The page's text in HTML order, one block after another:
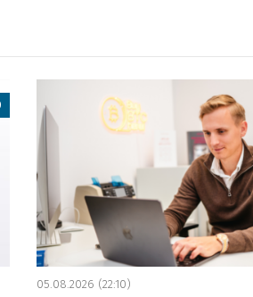
a
05.08.2026 (22:10)